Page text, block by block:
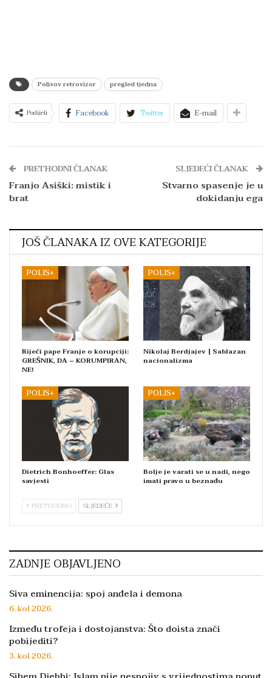
Polisov retrovizor pregled tjedna
Podijeli Facebook Twitter E-mail
PRETHODNI ČLANAK
Franjo Asiški: mistik i
brat
SLJEDEĆI ČLANAK
Stvarno spasenje je u
dokidanju ega
JOŠ ČLANAKA IZ OVE KATEGORIJE
POLIS+
Riječi pape Franje o korupciji:
GREŠNIK, DA – KORUMPIRAN,
NE!
POLIS+
Nikolaj Berdjajev | Sablazan
nacionalizma
POLIS+
Dietrich Bonhoeffer: Glas
savjesti
POLIS+
Bolje je varati se u nadi, nego
imati pravo u beznađu
PRETHODNO SLJEDEĆE
ZADNJE OBJAVLJENO
Siva eminencija: spoj anđela i demona
6. kol 2026.
Između trofeja i dostojanstva: Što doista znači
pobijediti?
3. kol 2026.